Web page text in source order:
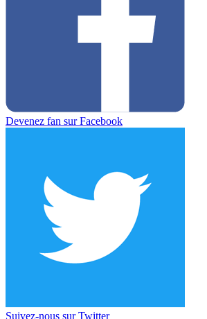
Devenez fan sur Facebook
Suivez-nous sur Twitter